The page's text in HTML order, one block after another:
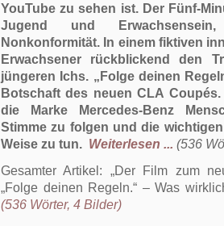
YouTubezu sehen ist. Der Fünf-
Jugend und
Nonkonformität. In einem fiktiven
Erwachsener rückblickend den
jüngeren Ichs. „Folge deinen
Botschaft des neuen CLA
die Marke Mercedes-Benz
Stimme zu folgen und die
Weise zu tun. Weiterlesen ... (536
Gesamter Artikel:
Der Film zum
„Folge deinen Regeln.“ – Was
(536 Wörter, 4 Bilder)